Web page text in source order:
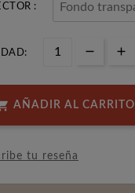
:
AÑADIR AL CARRITO
tu reseña